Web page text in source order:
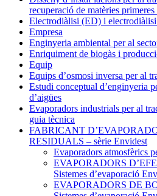
recuperació de matèries
Electrodiàlisi (ED) i
Empresa
Enginyeria ambiental per al
Enriquiment de biogàs i
Equip
Equips d’osmosi inversa per al
Estudi conceptual d’enginyeria
d’aigües
Evaporadors industrials per al
guia tècnica
FABRICANT
RESIDUALS – sèrie Envidest
Evaporadors atmosfèrics
EVAPORADORS
Sistemes d’evaporació
EVAPORADORS DE